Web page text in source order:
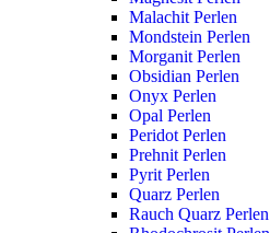
Malachit Perlen
Mondstein Perlen
Morganit Perlen
Obsidian Perlen
Onyx Perlen
Opal Perlen
Peridot Perlen
Prehnit Perlen
Pyrit Perlen
Quarz Perlen
Rauch Quarz Perlen